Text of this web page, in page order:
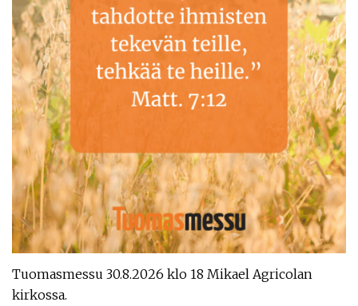
Tuomasmessu 30.8.2026 klo 18 Mikael Agricolan
kirkossa.